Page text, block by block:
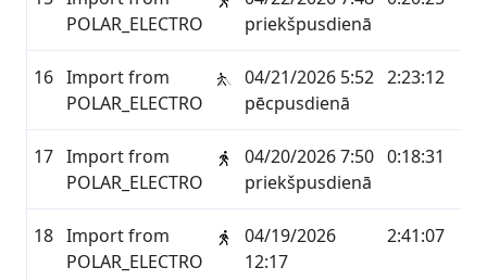
POLAR_ELECTRO
priekšpusdienā
16 Import from
POLAR_ELECTRO
04/21/2026 5:52
pēcpusdienā
2:23:12
17 Import from
POLAR_ELECTRO
04/20/2026 7:50
priekšpusdienā
0:18:31
18 Import from
POLAR_ELECTRO
04/19/2026
12:17
2:41:07